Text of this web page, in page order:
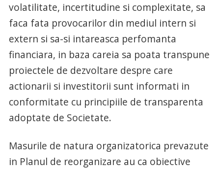
volatilitate, incertitudine si complexitate, sa
faca fata provocarilor din mediul intern si
extern si sa-si intareasca perfomanta
financiara, in baza careia sa poata transpune
proiectele de dezvoltare despre care
actionarii si investitorii sunt informati in
conformitate cu principiile de transparenta
adoptate de Societate.
Masurile de natura organizatorica prevazute
in Planul de reorganizare au ca obiective